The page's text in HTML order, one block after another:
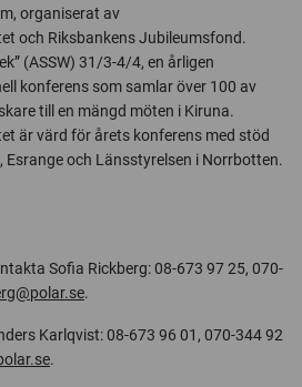
organiserat av
och Riksbankens Jubileumsfond.
(ASSW) 31/3-4/4, en årligen
konferens som samlar över 100 av
till en mängd möten i Kiruna.
är värd för årets konferens med stöd
och Länsstyrelsen i Norrbotten.
Sofia Rickberg: 08-673 97 25, 070-
.
Karlqvist: 08-673 96 01, 070-344 92
.